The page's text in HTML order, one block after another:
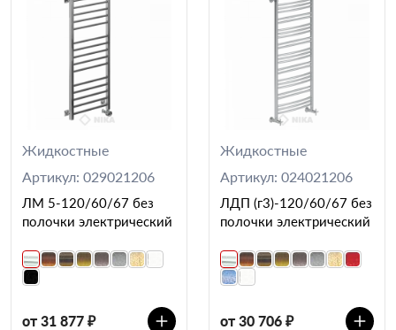
Жидкостные
Артикул: 029021206
ЛМ 5-120/60/67 без
полочки электрический
от 31 877 ₽
Жидкостные
Артикул: 024021206
ЛДП (г3)-120/60/67 без
полочки электрический
от 30 706 ₽